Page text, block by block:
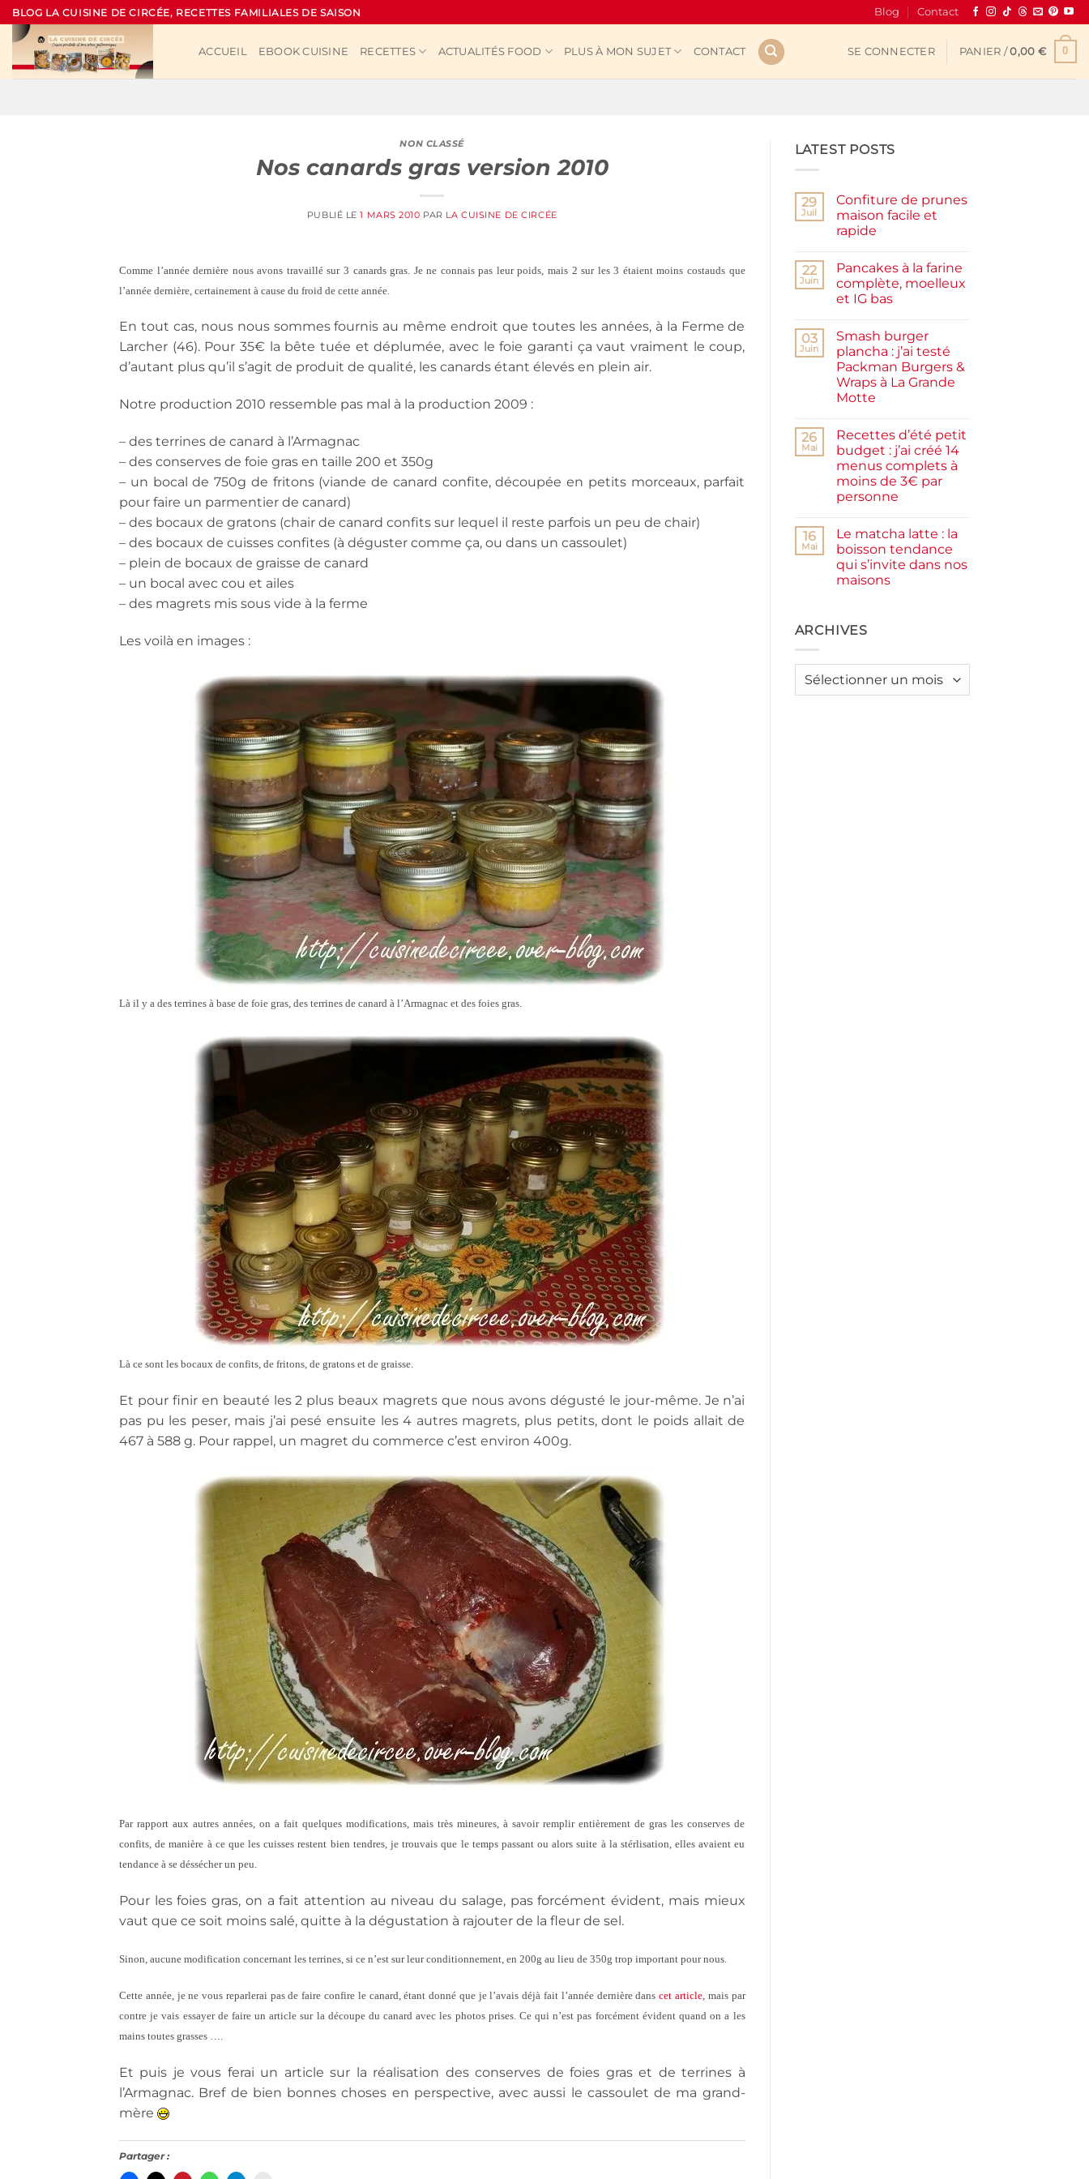
Passer
au
contenu
BLOG LA CUISINE DE CIRCÉE, RECETTES FAMILIALES DE SAISON Blog Contact
ACCUEIL EBOOK CUISINE RECETTES ACTUALITÉS FOOD PLUS À MON SUJET CONTACT SE CONNECTER PANIER /0,00 € 0
NON CLASSÉ
Nos canards gras version 2010
PUBLIÉ LE1 MARS 2010 PAR LA CUISINE DE CIRCÉE
Comme l’année dernière nous avons travaillé sur 3 canards gras. Je ne connais pas leur poids, mais 2 sur les 3 étaient moins costauds que
l’année dernière, certainement à cause du froid de cette année.
En tout cas, nous nous sommes fournis au même endroit que toutes les années, à la Ferme de
Larcher (46). Pour 35€ la bête tuée et déplumée, avec le foie garanti ça vaut vraiment le coup,
d’autant plus qu’il s’agit de produit de qualité, les canards étant élevés en plein air.
Notre production 2010 ressemble pas mal à la production 2009 :
– des terrines de canard à l’Armagnac
– des conserves de foie gras en taille 200 et 350g
– un bocal de 750g de fritons (viande de canard confite, découpée en petits morceaux, parfait
pour faire un parmentier de canard)
– des bocaux de gratons (chair de canard confits sur lequel il reste parfois un peu de chair)
– des bocaux de cuisses confites (à déguster comme ça, ou dans un cassoulet)
– plein de bocaux de graisse de canard
– un bocal avec cou et ailes
– des magrets mis sous vide à la ferme
Les voilà en images :
Là il y a des terrines à base de foie gras, des terrines de canard à l’Armagnac et des foies gras.
Là ce sont les bocaux de confits, de fritons, de gratons et de graisse.
Et pour finir en beauté les 2 plus beaux magrets que nous avons dégusté le jour-même. Je n’ai
pas pu les peser, mais j’ai pesé ensuite les 4 autres magrets, plus petits, dont le poids allait de
467 à 588 g. Pour rappel, un magret du commerce c’est environ 400g.
Par rapport aux autres années, on a fait quelques modifications, mais très mineures, à savoir remplir entièrement de gras les conserves de
confits, de manière à ce que les cuisses restent bien tendres, je trouvais que le temps passant ou alors suite à la stérlisation, elles avaient eu
tendance à se déssécher un peu.
Pour les foies gras, on a fait attention au niveau du salage, pas forcément évident, mais mieux
vaut que ce soit moins salé, quitte à la dégustation à rajouter de la fleur de sel.
Sinon, aucune modification concernant les terrines, si ce n’est sur leur conditionnement, en 200g au lieu de 350g trop important pour nous.
Cette année, je ne vous reparlerai pas de faire confire le canard, étant donné que je l’avais déjà fait l’année dernière danscet article, mais par
contre je vais essayer de faire un article sur la découpe du canard avec les photos prises. Ce qui n’est pas forcément évident quand on a les
mains toutes grasses ….
Et puis je vous ferai un article sur la réalisation des conserves de foies gras et de terrines à
l’Armagnac. Bref de bien bonnes choses en perspective, avec aussi le cassoulet de ma grand-
mère
Partager :
LATEST POSTS
29
Juil
Confiture de prunes
maison facile et
rapide
sur
Confiture
de
prunes
et
rapide
22
Juin
Pancakes à la farine
complète, moelleux
et IG bas
sur
Pancakes
à
la
farine
complète,
moelleux
bas
03
Juin
Smash burger
plancha : j’ai testé
Packman Burgers &
Wraps à La Grande
Motte
sur
Smash
burger
plancha :
j’ai
testé
Packman
à
La
Grande
Motte
26
Mai
Recettes d’été petit
budget : j’ai créé 14
menus complets à
moins de 3€ par
personne
sur
Recettes
d’été
petit
budget
menus
complets
3€
16
Mai
Le matcha latte : la
boisson tendance
qui s’invite dans nos
maisons
Le
matcha
boisson
ARCHIVES
Archives